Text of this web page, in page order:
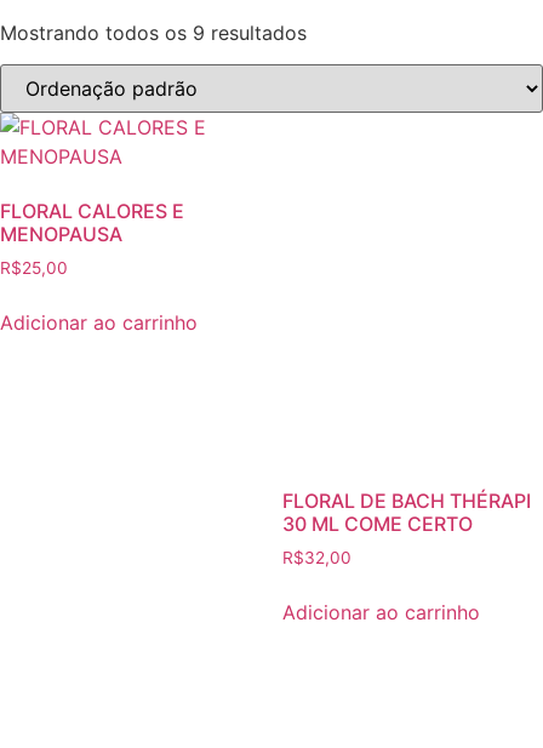
Mostrando todos os 9 resultados
FLORAL CALORES E
MENOPAUSA
R$25,00
Adicionar ao carrinho
FLORAL DE BACH THÉRAPI
30 ML COME CERTO
R$32,00
Adicionar ao carrinho